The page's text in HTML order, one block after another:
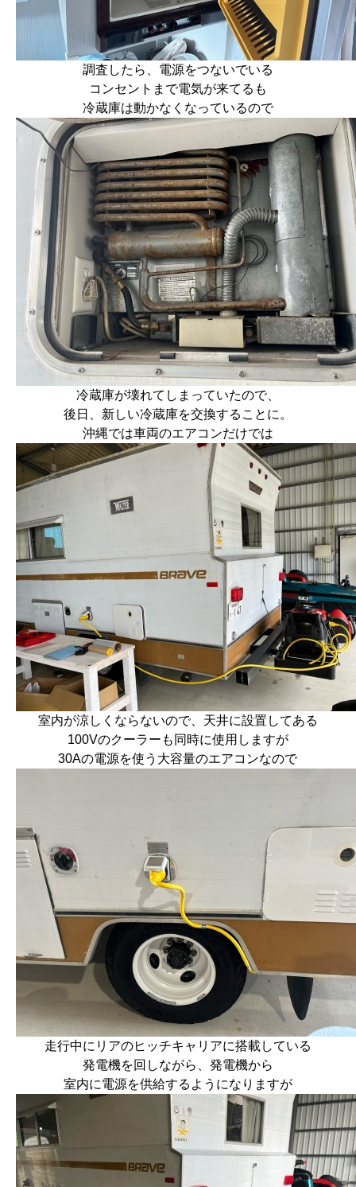
調査したら、電源をつないでいる
コンセントまで電気が来てるも
冷蔵庫は動かなくなっているので
冷蔵庫が壊れてしまっていたので、
後日、新しい冷蔵庫を交換することに。
沖縄では車両のエアコンだけでは
室内が涼しくならないので、天井に設置してある
100Vのクーラーも同時に使用しますが
30Aの電源を使う大容量のエアコンなので
走行中にリアのヒッチキャリアに搭載している
発電機を回しながら、発電機から
室内に電源を供給するようになりますが